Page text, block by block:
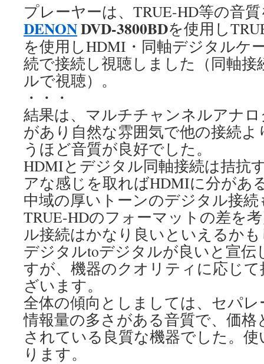
プレーヤーは、TRUE-HD等の音
DENONDVD-3800BDを使用し
を使用しHDMI・同軸デジタルケ
続で接続し視聴しました（同軸
ルで視聴）。
・・・
結果は、マルチチャンネルアナ
があり自然な雰囲気で他の接続
うほど音質が良好でした。
HDMIとデジタル同軸接続は拮抗
アな感じを取ればHDMIに分があ
中域の厚いトーンのデジタル接
TRUE-HDのフォーマットの差を
ル接続はかなり良いといえるか
デジタルtoデジタルが良いと宣
すが、機器のクオリティに応じ
ざいます。
全体の傾向としましては、セパ
情報量の多さがある音質で、価
されている良質な機器でした。
ります。